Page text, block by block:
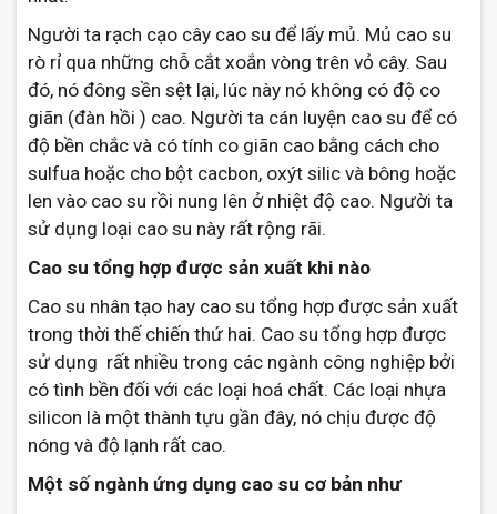
Người ta rạch cạo cây cao su để lấy mủ. Mủ cao su
rò rỉ qua những chỗ cắt xoắn vòng trên vỏ cây. Sau
đó, nó đông sền sệt lại, lúc này nó không có độ co
giãn (đàn hồi ) cao. Người ta cán luyện cao su để có
độ bền chắc và có tính co giãn cao bằng cách cho
sulfua hoặc cho bột cacbon, oxýt silic và bông hoặc
len vào cao su rồi nung lên ở nhiệt độ cao. Người ta
sử dụng loại cao su này rất rộng rãi.
Cao su tổng hợp được sản xuất khi nào
Cao su nhân tạo hay cao su tổng hợp được sản xuất
trong thời thế chiến thứ hai. Cao su tổng hợp được
sử dụng rất nhiều trong các ngành công nghiệp bởi
có tình bền đối với các loại hoá chất. Các loại nhựa
silicon là một thành tựu gần đây, nó chịu được độ
nóng và độ lạnh rất cao.
Một số ngành ứng dụng cao su cơ bản như